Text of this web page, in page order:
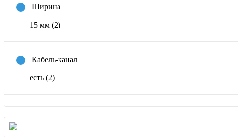
Ширина
15 мм (2)
Кабель-канал
есть (2)